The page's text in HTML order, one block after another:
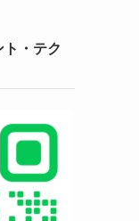
・テク